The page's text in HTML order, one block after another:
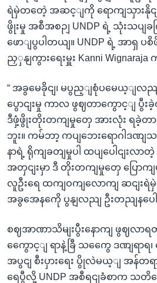
ရဲမှဲတတေဲ့ အဆင့ျကို ရောကျသှားနိုင
ဖွိုးမှု အစီအစဉျ UNDP ရဲ့ သုံးသပျ
ဖောျပွပါတယျ။ UNDP ရဲ့ အာရှ ပ
ညှှနျကွားရေးမှူး Kanni
“ အခွမေခိုငျ၊ မပွည့ျစုံပမေယ့ျလည
ပွောငျးမှု ကာလ ဖွဈတာကွောင့ျ ပွီး
ဒီဖှံ့ဖွိုးတိုးတကျမှုတှေ အားလုံး ရခဲ့တ
ဘူး။ ကမ်ဘာ့ ကပျဘေးရောဂါဒဏျသ
နာရဲ့ ရိုကျခတျမှုပါ ထပျပေါငျးလ
အတှငျးမှာ ဒီ တိုးတကျမှုတှေ ပြောကျ
လူဦးရေ ထကျဝကျလောကျ ဆငျး
အခွအေနကေို ပွနျလညျ ဦးတညျနပေ
စဈအာဏာသိမျးပွီးနောကျ ဖွဈလာ
ကွေောင့ျ ရာနဲ့ခြီ သကွေေ ဒဏျရာရ၊
အပွငျ စီးပှားရေး ပွိုလဲမယ့ျ အန်တရ
ရေပွီလို့ UNDP အစီရငျခံစာက သတိပ